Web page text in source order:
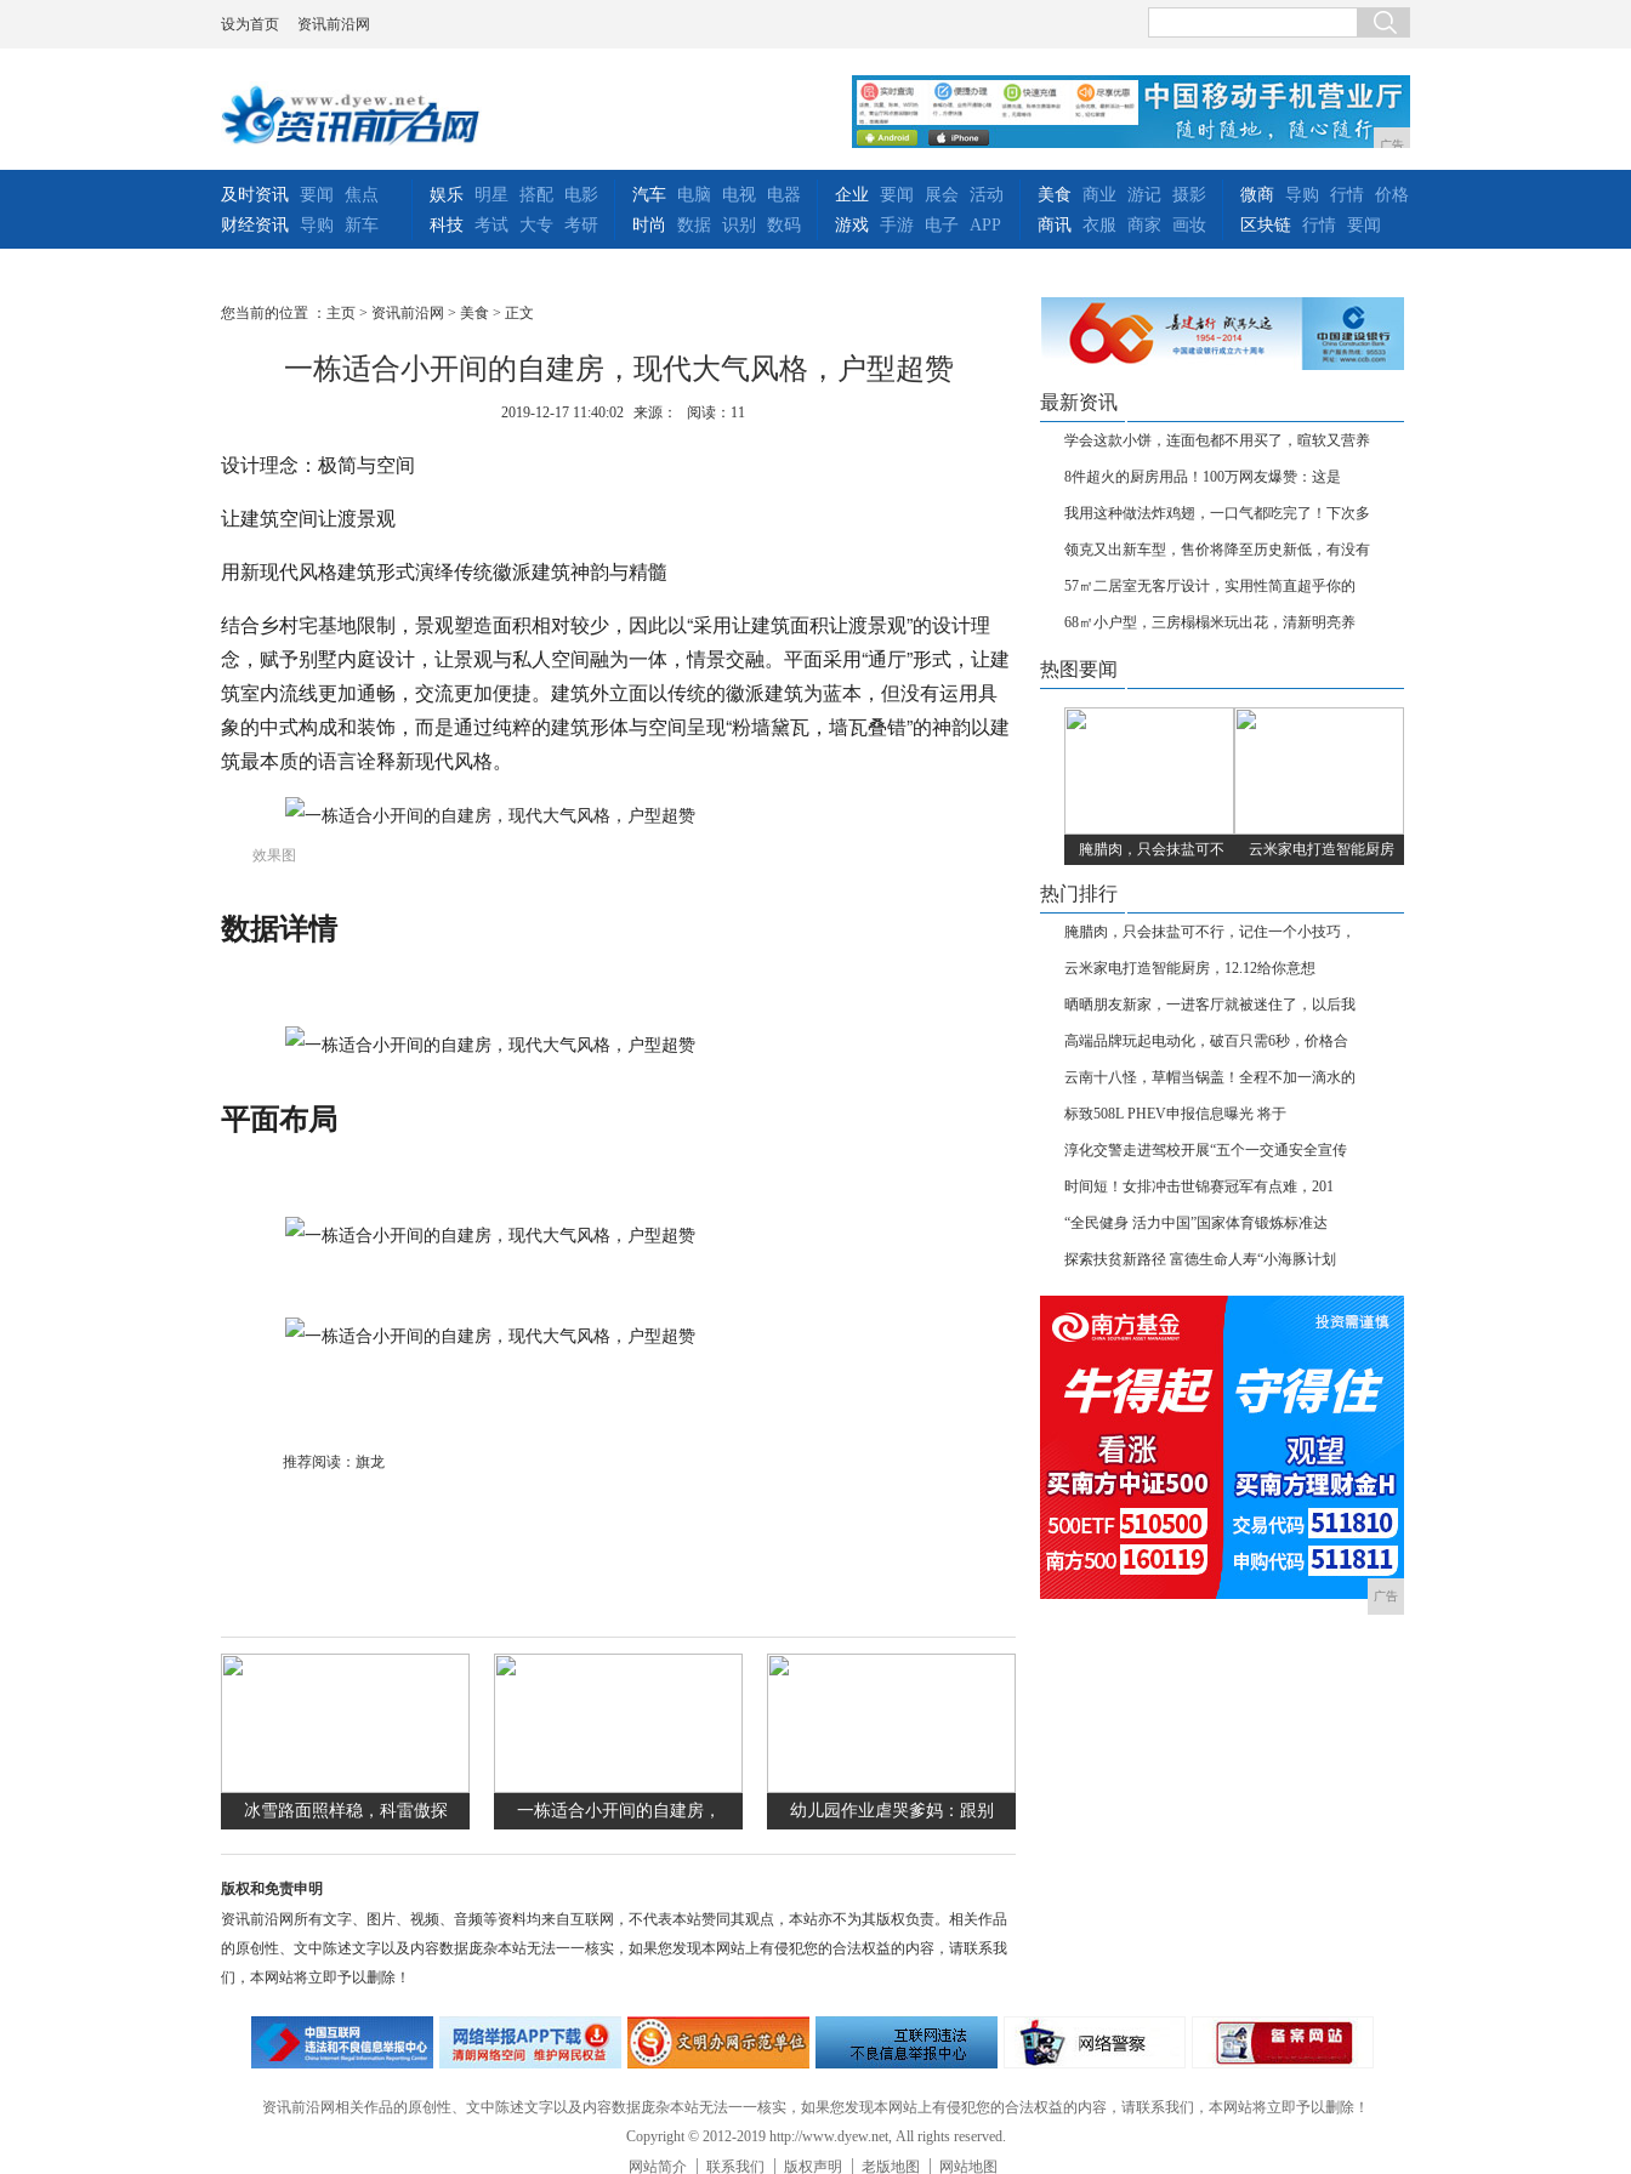
设为首页 资讯前沿网
广告
及时资讯 要闻
焦点
财经资讯 导购 新车
娱乐 明星 搭配
电影
科技 考试 大专 考研
汽车 电脑 电视
电器
时尚
数据 识别 数码
企业 要闻 展会
活动
游戏 手游 电子 APP
美食 商业 游记 摄影
商讯 衣服 商家 画妆
微商 导购 行情 价格
区块链 行情 要闻
您当前的位置 ： 主页 > 资讯前沿网 > 美食 > 正文
一栋适合小开间的自建房，现代大气风格，户型超赞
2019-12-17 11:40:02 来源： 阅读：11
设计理念：极简与空间
让建筑空间让渡景观
用新现代风格建筑形式演绎传统徽派建筑神韵与精髓
结合乡村宅基地限制，景观塑造面积相对较少，因此以“采用让建筑面积让渡景观”的设计理
念，赋予别墅内庭设计，让景观与私人空间融为一体，情景交融。平面采用“通厅”形式，让建
筑室内流线更加通畅，交流更加便捷。建筑外立面以传统的徽派建筑为蓝本，但没有运用具
象的中式构成和装饰，而是通过纯粹的建筑形体与空间呈现“粉墙黛瓦，墙瓦叠错”的神韵以建
筑最本质的语言诠释新现代风格。
效果图
数据详情
平面布局
推荐阅读： 旗龙
冰雪路面照样稳，科雷傲探 一栋适合小开间的自建房， 幼儿园作业虐哭爹妈：跟别
版权和免责申明
资讯前沿网所有文字、图片、视频、音频等资料均来自互联网，不代表本站赞同其观点，本站亦不为其版权负责。相关作品
的原创性、文中陈述文字以及内容数据庞杂本站无法一一核实，如果您发现本网站上有侵犯您的合法权益的内容，请联系我
们，本网站将立即予以删除！
最新资讯
学会这款小饼，连面包都不用买了，暄软又营养
8件超火的厨房用品！100万网友爆赞：这是
我用这种做法炸鸡翅，一口气都吃完了！下次多
领克又出新车型，售价将降至历史新低，有没有
57㎡二居室无客厅设计，实用性简直超乎你的
68㎡小户型，三房榻榻米玩出花，清新明亮养
热图要闻
腌腊肉，只会抹盐可不 云米家电打造智能厨房
热门排行
腌腊肉，只会抹盐可不行，记住一个小技巧，
云米家电打造智能厨房，12.12给你意想
晒晒朋友新家，一进客厅就被迷住了，以后我
高端品牌玩起电动化，破百只需6秒，价格合
云南十八怪，草帽当锅盖！全程不加一滴水的
标致508L PHEV申报信息曝光 将于
淳化交警走进驾校开展“五个一交通安全宣传
时间短！女排冲击世锦赛冠军有点难，201
“全民健身 活力中国”国家体育锻炼标准达
探索扶贫新路径 富德生命人寿“小海豚计划
广告
资讯前沿网相关作品的原创性、文中陈述文字以及内容数据庞杂本站无法一一核实，如果您发现本网站上有侵犯您的合法权益的内容，请联系我们，本网站将立即予以删除！
Copyright © 2012-2019 http://www.dyew.net, All rights reserved.
网站简介
联系我们 版权声明 老版地图 网站地图